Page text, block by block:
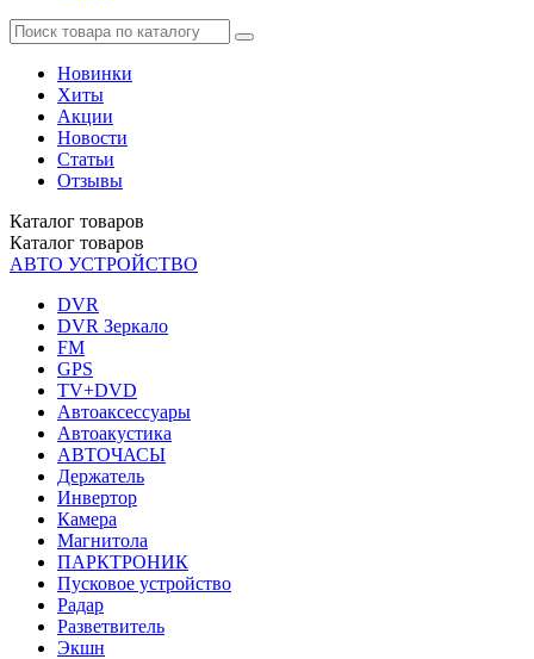
Новинки
Хиты
Акции
Новости
Статьи
Отзывы
Каталог товаров
Каталог товаров
АВТО УСТРОЙСТВО
DVR
DVR Зеркало
FM
GPS
TV+DVD
Автоаксессуары
Автоакустика
АВТОЧАСЫ
Держатель
Инвертор
Камера
Магнитола
ПАРКТРОНИК
Пусковое устройство
Радар
Разветвитель
Экшн